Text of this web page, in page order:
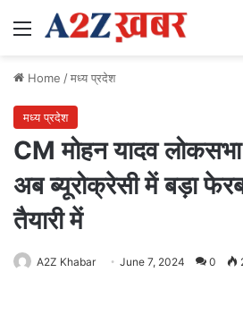
Menu
Home /मध्य प्रदेश
मध्य प्रदेश
CM मोहन यादव
अब ब्यूरोक्रेसी में बड़ा
तैयारी में
A2Z Khabar June 7, 2024 0